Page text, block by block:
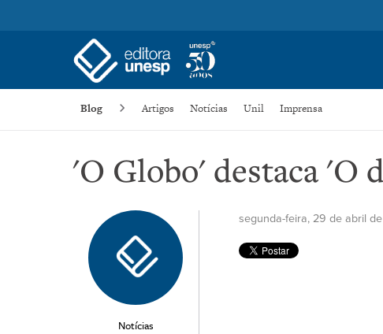
Blog Artigos Notícias Unil Imprensa
'O Globo' destaca 'O
Notícias
segunda-feira, 29 de abril